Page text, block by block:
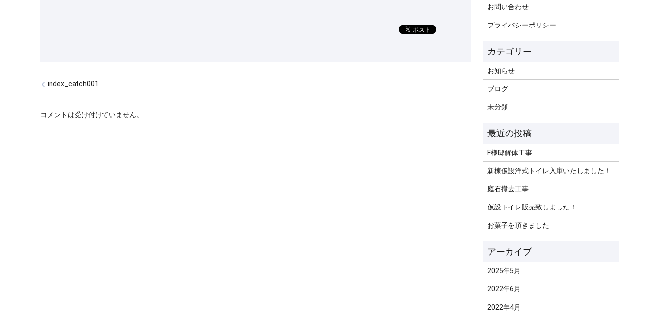
index_catch001
コメントは受け付けていません。
お問い合わせ
プライバシーポリシー
お知らせ
ブログ
未分類
F様邸解体工事
新棟仮設洋式トイレ入庫いたしました！
庭石撤去工事
仮設トイレ販売致しました！
お菓子を頂きました
2025年5月
2022年6月
2022年4月